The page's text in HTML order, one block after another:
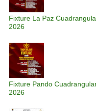
Fixture La Paz
2026
Fixture Pando
2026